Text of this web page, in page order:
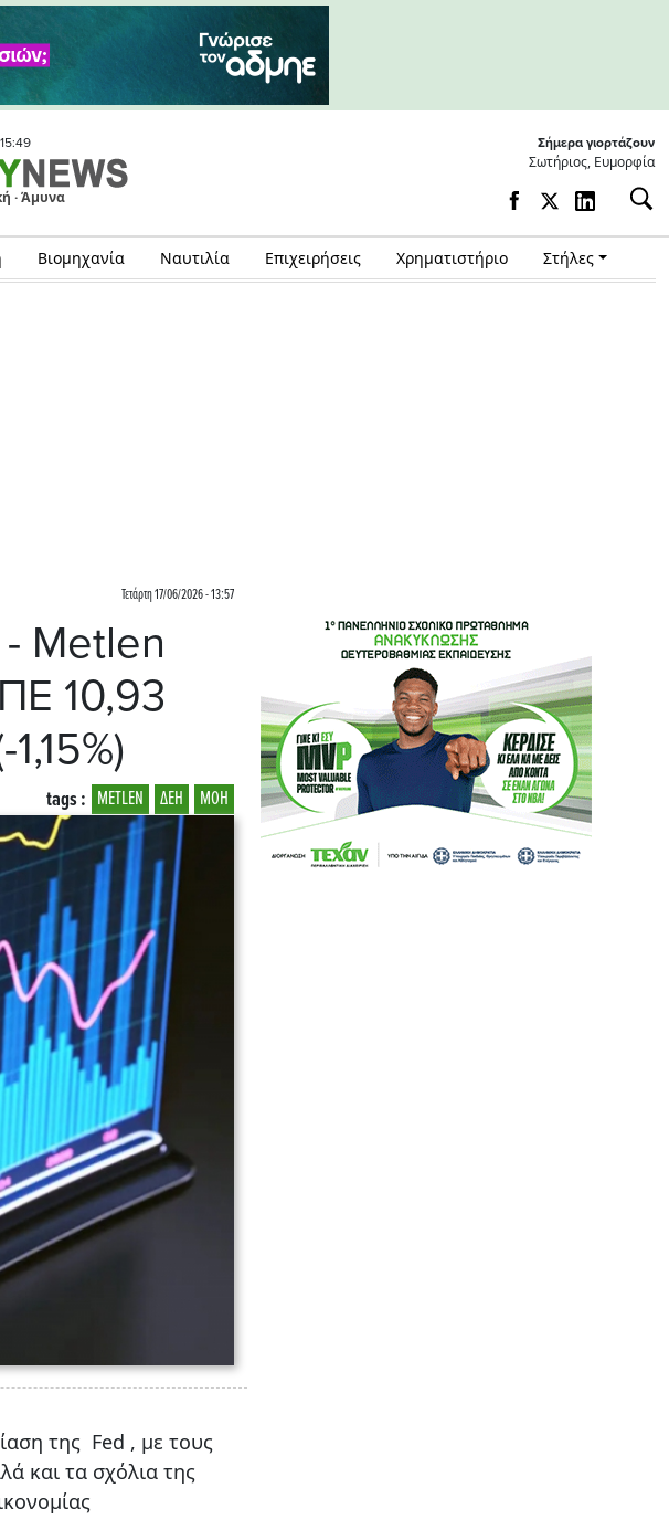
15:49
· Άμυνα
Σήμερα γιορτάζουν
Σωτήριος, Ευμορφία
Βιομηχανία Ναυτιλία Επιχειρήσεις Χρηματιστήριο Στήλες
Τετάρτη 17/06/2026 - 13:57
Metlen
10,93
ΜΟΗ
ΔΕΗ
METLEN
tags :
της Fed , με τους
και τα σχόλια της